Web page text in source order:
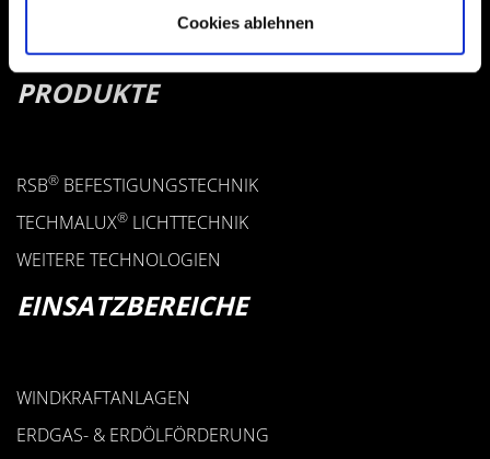
Cookies ablehnen
PRODUKTE
RSB® BEFESTIGUNGSTECHNIK
TECHMALUX® LICHTTECHNIK
WEITERE TECHNOLOGIEN
EINSATZBEREICHE
WINDKRAFTANLAGEN
ERDGAS- & ERDÖLFÖRDERUNG